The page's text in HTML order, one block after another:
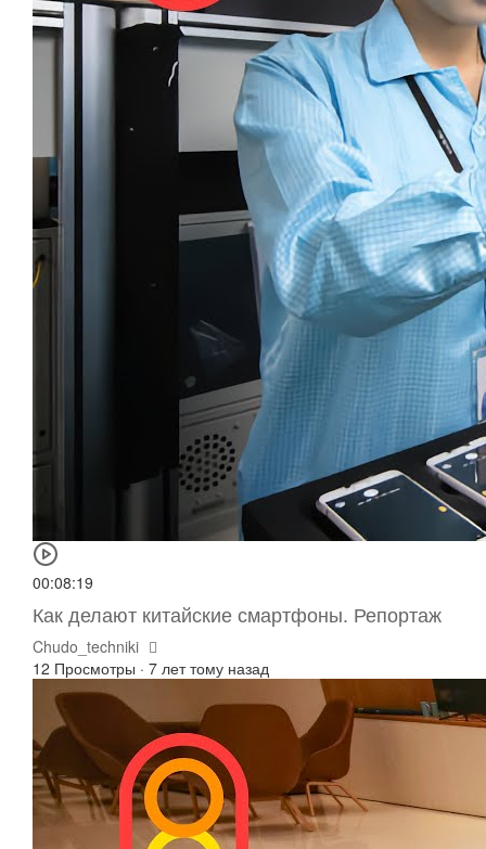
00:08:19
Как делают китайские смартфоны. Репортаж
Chudo_techniki
12 Просмотры · 7 лет тому назад